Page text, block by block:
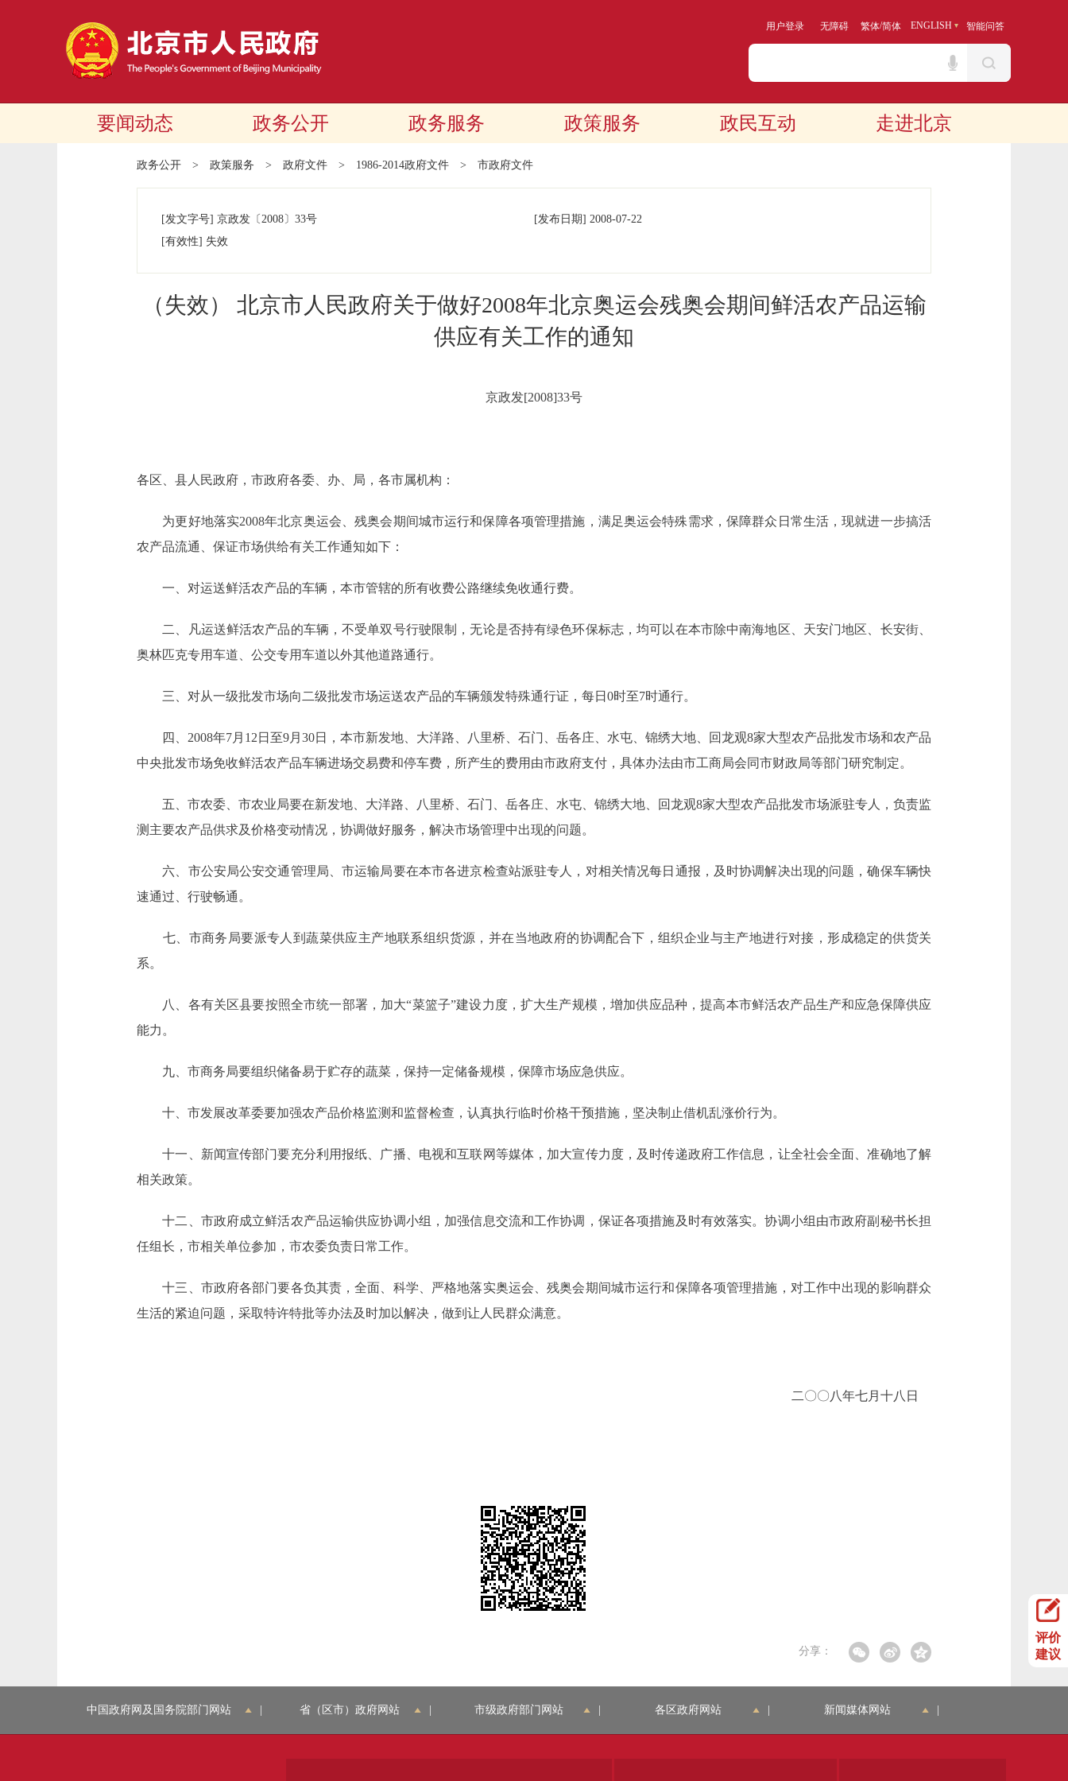
用户登录 无障碍 繁体/简体 ENGLISH 智能问答
要闻动态 政务公开 政务服务 政策服务 政民互动 走进北京
政务公开 > 政策服务 > 政府文件 > 1986-2014政府文件 > 市政府文件
[发文字号] 京政发 〔2008〕 33号 [发布日期] 2008-07-22
[有效性] 失效
（失效） 北京市人民政府关于做好2008年北京奥运会残奥会期间鲜活农产品运输
供应有关工作的通知
京政发[2008]33号
各区、县人民政府，市政府各委、办、局，各市属机构：
为更好地落实2008年北京奥运会、残奥会期间城市运行和保障各项管理措施，满足奥运会特殊需求，保障群众日常生活，现就进一步搞活
农产品流通、保证市场供给有关工作通知如下：
一、对运送鲜活农产品的车辆，本市管辖的所有收费公路继续免收通行费。
二、凡运送鲜活农产品的车辆，不受单双号行驶限制，无论是否持有绿色环保标志，均可以在本市除中南海地区、天安门地区、长安街、
奥林匹克专用车道、公交专用车道以外其他道路通行。
三、对从一级批发市场向二级批发市场运送农产品的车辆颁发特殊通行证，每日0时至7时通行。
四、2008年7月12日至9月30日，本市新发地、大洋路、八里桥、石门、岳各庄、水屯、锦绣大地、回龙观8家大型农产品批发市场和农产品
中央批发市场免收鲜活农产品车辆进场交易费和停车费，所产生的费用由市政府支付，具体办法由市工商局会同市财政局等部门研究制定。
五、市农委、市农业局要在新发地、大洋路、八里桥、石门、岳各庄、水屯、锦绣大地、回龙观8家大型农产品批发市场派驻专人，负责监
测主要农产品供求及价格变动情况，协调做好服务，解决市场管理中出现的问题。
六、市公安局公安交通管理局、市运输局要在本市各进京检查站派驻专人，对相关情况每日通报，及时协调解决出现的问题，确保车辆快
速通过、行驶畅通。
七、市商务局要派专人到蔬菜供应主产地联系组织货源，并在当地政府的协调配合下，组织企业与主产地进行对接，形成稳定的供货关
系。
八、各有关区县要按照全市统一部署，加大“菜篮子”建设力度，扩大生产规模，增加供应品种，提高本市鲜活农产品生产和应急保障供应
能力。
九、市商务局要组织储备易于贮存的蔬菜，保持一定储备规模，保障市场应急供应。
十、市发展改革委要加强农产品价格监测和监督检查，认真执行临时价格干预措施，坚决制止借机乱涨价行为。
十一、新闻宣传部门要充分利用报纸、广播、电视和互联网等媒体，加大宣传力度，及时传递政府工作信息，让全社会全面、准确地了解
相关政策。
十二、市政府成立鲜活农产品运输供应协调小组，加强信息交流和工作协调，保证各项措施及时有效落实。协调小组由市政府副秘书长担
任组长，市相关单位参加，市农委负责日常工作。
十三、市政府各部门要各负其责，全面、科学、严格地落实奥运会、残奥会期间城市运行和保障各项管理措施，对工作中出现的影响群众
生活的紧迫问题，采取特许特批等办法及时加以解决，做到让人民群众满意。
二〇〇八年七月十八日
分享：
评价
建议
中国政府网及国务院部门网站 省（区市）政府网站 市级政府部门网站 各区政府网站 新闻媒体网站